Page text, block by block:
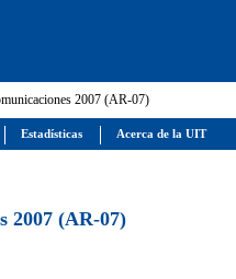
2007 (AR-07)
2007 (AR-07)
Estadísticas Acerca de la UIT